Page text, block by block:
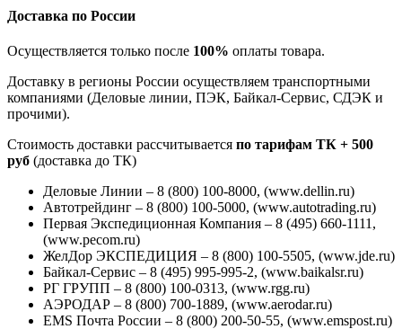
Доставка по России
Осуществляется только после 100% оплаты товара.
Доставку в регионы России осуществляем транспортными
компаниями (Деловые линии, ПЭК, Байкал-Сервис, СДЭК и
прочими).
Стоимость доставки рассчитывается по тарифам ТК + 500
руб (доставка до ТК)
Деловые Линии – 8 (800) 100-8000, (www.dellin.ru)
Автотрейдинг – 8 (800) 100-5000, (www.autotrading.ru)
Первая Экспедиционная Компания – 8 (495) 660-1111,
(www.pecom.ru)
ЖелДор ЭКСПЕДИЦИЯ – 8 (800) 100-5505, (www.jde.ru)
Байкал-Сервис – 8 (495) 995-995-2, (www.baikalsr.ru)
РГ ГРУПП – 8 (800) 100-0313, (www.rgg.ru)
АЭРОДАР – 8 (800) 700-1889, (www.aerodar.ru)
EMS Почта России – 8 (800) 200-50-55, (www.emspost.ru)